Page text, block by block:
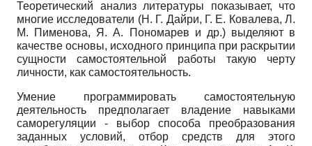
Теоретический анализ литературы показывает, что
многие исследователи (Н. Г. Дайри, Г. Е. Ковалева, Л.
М. Пиме­нова, Я. А. Пономарев и др.) выделяют в
качестве основы, исходного принципа при раскрытии
сущности самостоятельной работы такую черту
личности, как самостоятельность.
Умение программировать самостоятельную
деятельность предполагает владение навыками
саморегуляции - выбор способа преобразования
заданных условий, отбор средств для этого